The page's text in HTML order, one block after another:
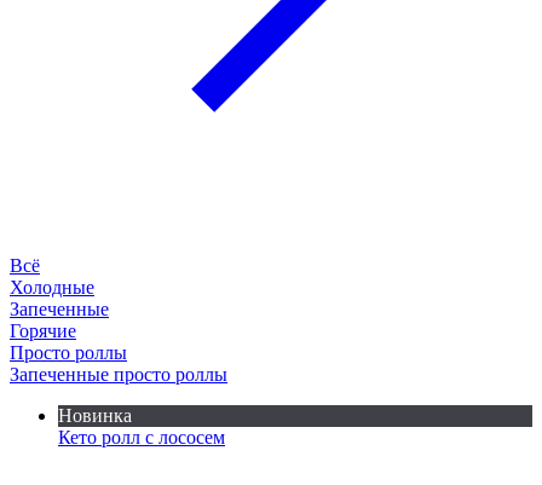
Всё
Холодные
Запеченные
Горячие
Просто роллы
Запеченные просто роллы
Новинка
Кето ролл с лососем